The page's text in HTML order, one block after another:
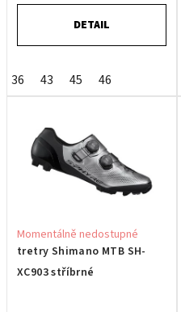
DETAIL
36 43 45 46
tretry Shimano MTB SH-
XC903 stříbrné
Momentálně nedostupné